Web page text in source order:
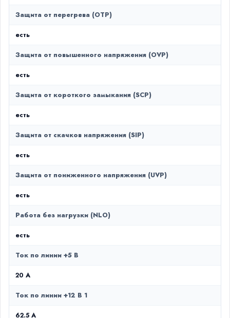
Защита от перегрева (OTP)
есть
Защита от повышенного напряжения (OVP)
есть
Защита от короткого замыкания (SCP)
есть
Защита от скачков напряжения (SIP)
есть
Защита от пониженного напряжения (UVP)
есть
Работа без нагрузки (NLO)
есть
Ток по линии +5 В
20 A
Ток по линии +12 В 1
62.5 A